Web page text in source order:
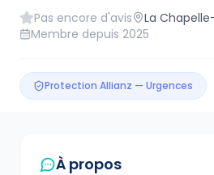
Pas encore d'avis La
Membre depuis 2025
Protection Allianz — Urgences
À propos